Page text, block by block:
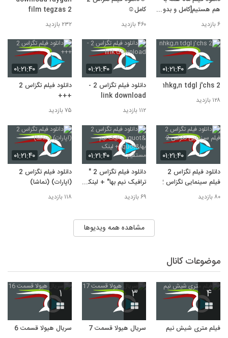
۱,۵۵۲ بازدید
10 سانسور]فیلم آواز در خواب
هم هستیم[کامل و بدون
سانسور]فیلم ما همه با
هم هستیم
۶ بازدید
کامل☺
۴۶۰ بازدید
film tegzas 2
۲۳۲ بازدید
۰۱:۲۱:۴۰
nhkg,n tdgl j'chs 2
۱۲۸ بازدید
۰۱:۲۱:۴۰
دانلود فیلم تگزاس 2 -
link download
۱۱۲ بازدید
۰۱:۲۱:۴۰
دانلود فیلم تگزاس 2
+++
۷۵ بازدید
۰۱:۲۱:۴۰
دانلود فیلم تگزاس 2
فیلم سینمایی تگزاس 2
۸۰ بازدید
۰۱:۲۱:۴۰
دانلود فیلم تگزاس 2 "
ترافیک نیم بها" + لینک
مستقیم
۶۹ بازدید
۰۱:۲۱:۴۰
دانلود فیلم تگزاس 2
(اپارات) (نماشا)
۱۱۸ بازدید
مشاهده همه ویدیوها
موضوعات کانال
۴
فیلم متری شیش نیم
۳
سریال هیولا قسمت 17
۱
سریال هیولا قسمت 16